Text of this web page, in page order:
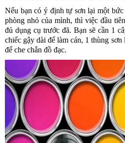
Nếu bạn có ý định tự sơn lại một
phòng nhỏ của mình, thì việc đầu
đủ dụng cụ trước đã. Bạn sẽ cần 1
chiếc gậy dài để làm cán, 1 thùng
để che chắn đồ đạc.